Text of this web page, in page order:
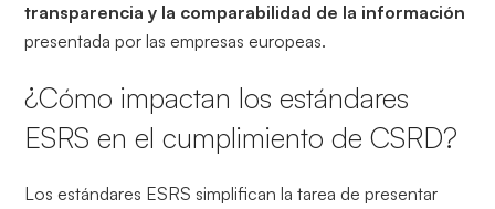
transparencia y la comparabilidad de la información
presentada por las empresas europeas.
¿Cómo impactan los estándares
ESRS en el cumplimiento de CSRD?
Los estándares ESRS simplifican la tarea de presentar